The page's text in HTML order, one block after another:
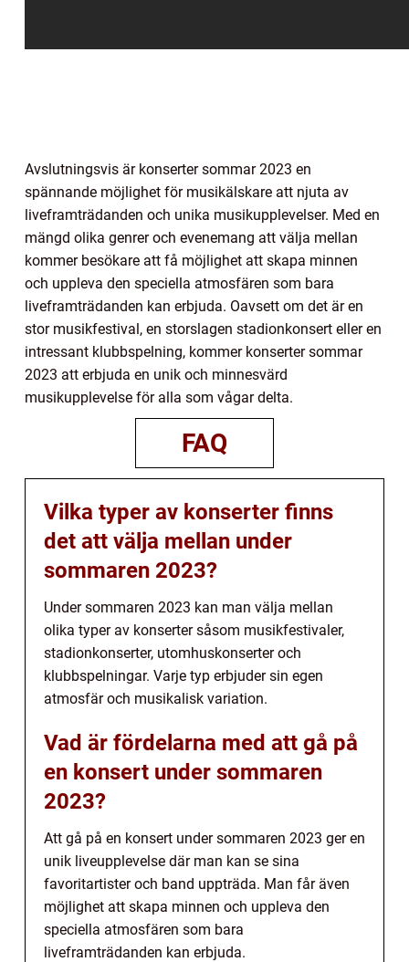
Avslutningsvis är konserter sommar 2023 en
spännande möjlighet för musikälskare att njuta av
liveframträdanden och unika musikupplevelser. Med en
mängd olika genrer och evenemang att välja mellan
kommer besökare att få möjlighet att skapa minnen
och uppleva den speciella atmosfären som bara
liveframträdanden kan erbjuda. Oavsett om det är en
stor musikfestival, en storslagen stadionkonsert eller en
intressant klubbspelning, kommer konserter sommar
2023 att erbjuda en unik och minnesvärd
musikupplevelse för alla som vågar delta.
FAQ
Vilka typer av konserter finns
det att välja mellan under
sommaren 2023?
Under sommaren 2023 kan man välja mellan
olika typer av konserter såsom musikfestivaler,
stadionkonserter, utomhuskonserter och
klubbspelningar. Varje typ erbjuder sin egen
atmosfär och musikalisk variation.
Vad är fördelarna med att gå på
en konsert under sommaren
2023?
Att gå på en konsert under sommaren 2023 ger en
unik liveupplevelse där man kan se sina
favoritartister och band uppträda. Man får även
möjlighet att skapa minnen och uppleva den
speciella atmosfären som bara
liveframträdanden kan erbjuda.